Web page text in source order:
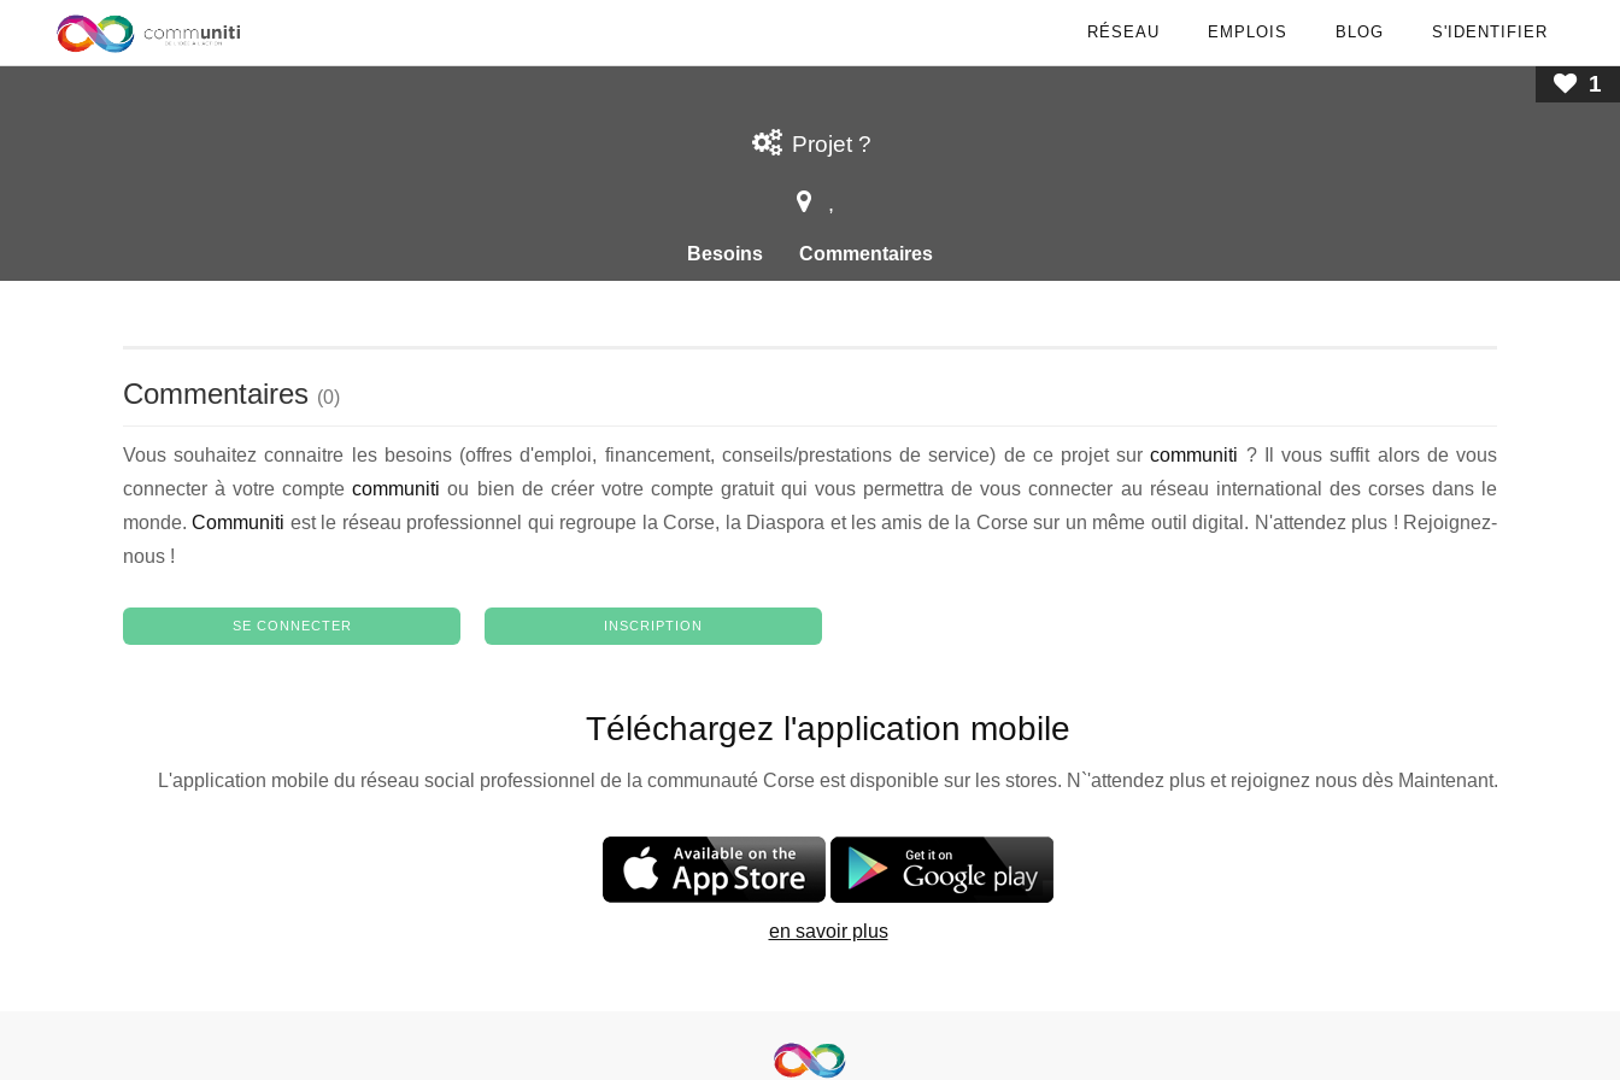
RÉSEAU EMPLOIS BLOG S'IDENTIFIER
Projet ?
,
Besoins Commentaires
1
Commentaires (0)
Vous souhaitez connaitre les besoins (offres d'emploi, financement, conseils/prestations de service) de ce projet surcommuniti ? Il vous suffit alors de vous
connecter à votre comptecommuniti ou bien de créer votre compte gratuit qui vous permettra de vous connecter au réseau international des corses dans le
monde.Communiti est le réseau professionnel qui regroupe la Corse, la Diaspora et les amis de la Corse sur un même outil digital. N'attendez plus ! Rejoignez-
nous !
SE CONNECTER INSCRIPTION
Téléchargez l'application mobile
L'application mobile du réseau social professionnel de la communauté Corse est disponible sur les stores. N`'attendez plus et rejoignez nous dès Maintenant.
en savoir plus